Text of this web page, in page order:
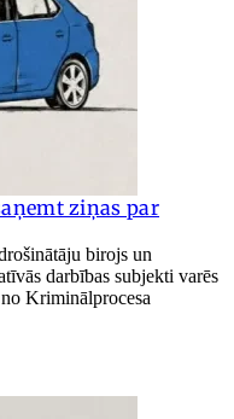
ziņas par
birojs un
darbības subjekti varēs
Kriminālprocesa